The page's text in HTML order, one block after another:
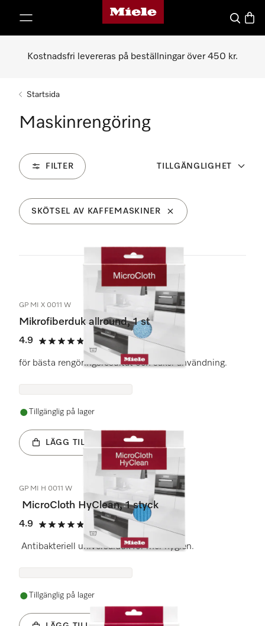
Mieles hemsida
Sök
Kostnadsfri levereras på beställningar över 450 kr.
Startsida
Maskinrengöring
FILTER TILLGÄNGLIGHET
SKÖTSEL AV KAFFEMASKINER
9 Produkter
GP MI X 0011 W
Mikrofiberduk allround, 1 st
4.9
4.9 stars out of 5
(74 recensioner)
för bästa rengöringsresultat och säker användning.
Tillgänglig på lager
LÄGG TILL
GP MI H 0011 W
MicroCloth HyClean, 1 styck
4.9
4.9 stars out of 5
(49 recensioner)
Antibakteriell universalduk för mer hygien.
Tillgänglig på lager